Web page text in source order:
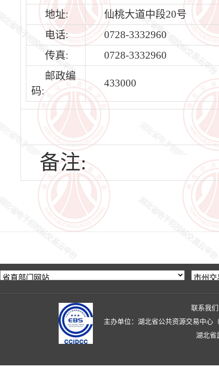
地址:
仙桃大道中段20号
电话:
0728-3332960
传真:
0728-3332960
邮政编
码:
433000
备注:
联系我们
主办单位：湖北省公共资源交易中心
湖北省